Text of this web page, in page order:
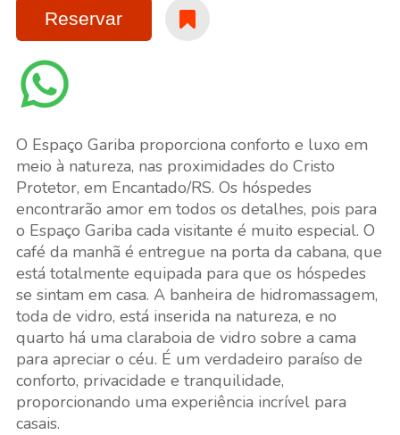
Reservar
O Espaço Gariba proporciona conforto e luxo em
meio à natureza, nas proximidades do Cristo
Protetor, em Encantado/RS. Os hóspedes
encontrarão amor em todos os detalhes, pois para
o Espaço Gariba cada visitante é muito especial. O
café da manhã é entregue na porta da cabana, que
está totalmente equipada para que os hóspedes
se sintam em casa. A banheira de hidromassagem,
toda de vidro, está inserida na natureza, e no
quarto há uma claraboia de vidro sobre a cama
para apreciar o céu. É um verdadeiro paraíso de
conforto, privacidade e tranquilidade,
proporcionando uma experiência incrível para
casais.